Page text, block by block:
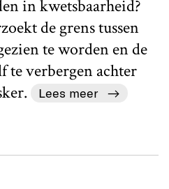
in kwetsbaarheid?
de grens tussen
te worden en de
te verbergen achter
Lees meer